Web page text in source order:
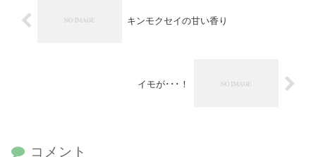
キンモクセイの甘い香り
イモが･･･！
コメント